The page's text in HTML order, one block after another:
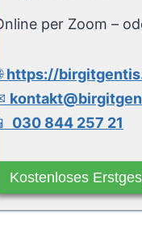
per Zoom –
https://
030 844 257 21
Kostenloses